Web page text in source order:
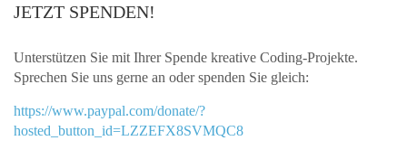
JETZT SPENDEN!
Unterstützen Sie mit Ihrer Spende kreative Coding-Projekte.
Sprechen Sie uns gerne an oder spenden Sie gleich:
https://www.paypal.com/donate/?
hosted_button_id=LZZEFX8SVMQC8